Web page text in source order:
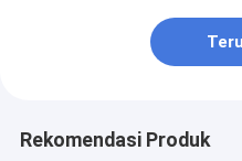
Rekomendasi Produk